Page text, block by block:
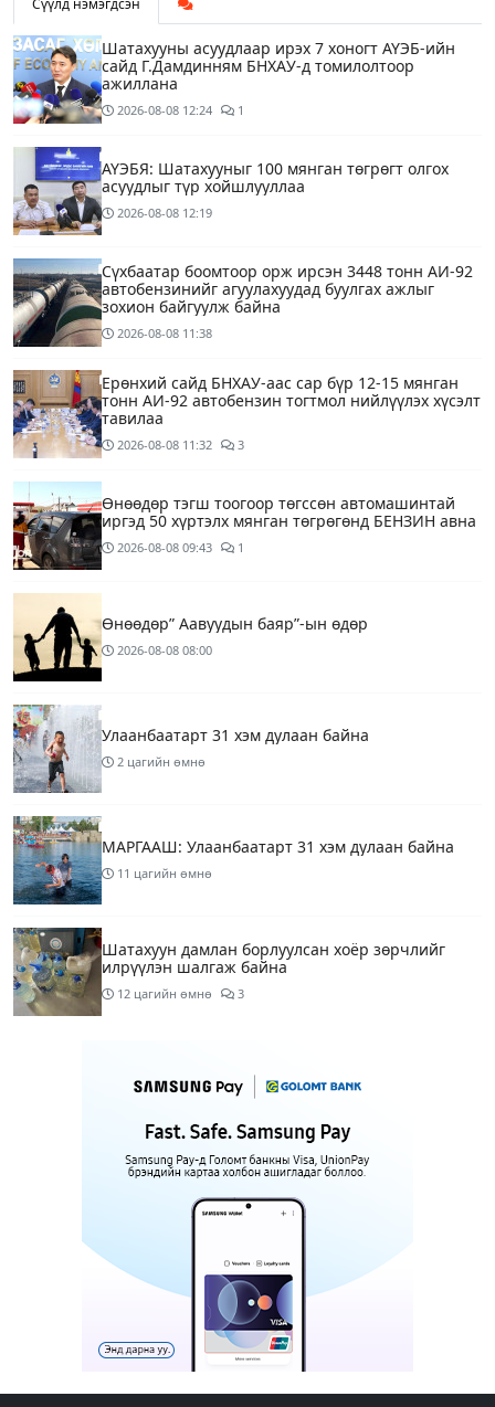
Сүүлд нэмэгдсэн
Шатахууны асуудлаар ирэх 7 хоногт АҮЭБ-ийн
сайд Г.Дамдинням БНХАУ-д томилолтоор
ажиллана
2026-08-08 12:24 1
АҮЭБЯ: Шатахууныг 100 мянган төгрөгт олгох
асуудлыг түр хойшлууллаа
2026-08-08 12:19
Сүхбаатар боомтоор орж ирсэн 3448 тонн АИ-92
автобензинийг агуулахуудад буулгах ажлыг
зохион байгуулж байна
2026-08-08 11:38
Ерөнхий сайд БНХАУ-аас сар бүр 12-15 мянган
тонн АИ-92 автобензин тогтмол нийлүүлэх хүсэлт
тавилаа
2026-08-08 11:32 3
Өнөөдөр тэгш тоогоор төгссөн автомашинтай
иргэд 50 хүртэлх мянган төгрөгөнд БЕНЗИН авна
2026-08-08 09:43 1
Өнөөдөр” Аавуудын баяр”-ын өдөр
2026-08-08 08:00
Улаанбаатарт 31 хэм дулаан байна
2 цагийн өмнө
МАРГААШ: Улаанбаатарт 31 хэм дулаан байна
11 цагийн өмнө
Шатахуун дамлан борлуулсан хоёр зөрчлийг
илрүүлэн шалгаж байна
12 цагийн өмнө 3
урьдчилсан төлөв
Шатахуун дамлаж байгаа асуудалд ТЕГ-аас
холбогдох мэдээллийн дагуу шалгалтын
ажиллагааг эрчимжүүлж байна
Аялал жуулчлалын компанийн автомашинуудыг
ШТС-ууд хязгаарлалтгүйгээр шатахуун олгох
боломжоор хангана
17 цагийн өмнө
Н.Шинэцэцэгийг хохироосон гэх хэргийг шүүхэд